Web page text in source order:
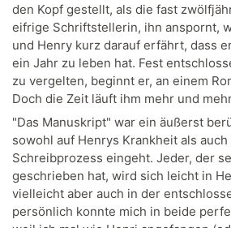
den Kopf gestellt, als die fast
eifrige Schriftstellerin, ihn anspornt,
und Henry kurz darauf erfährt, dass
ein Jahr zu leben hat. Fest
zu vergelten, beginnt er, an einem
Doch die Zeit läuft ihm mehr und
"Das Manuskript" war ein äußerst
sowohl auf Henrys Krankheit als
Schreibprozess eingeht. Jeder, der
geschrieben hat, wird sich leicht in
vielleicht aber auch in der
persönlich konnte mich in beide